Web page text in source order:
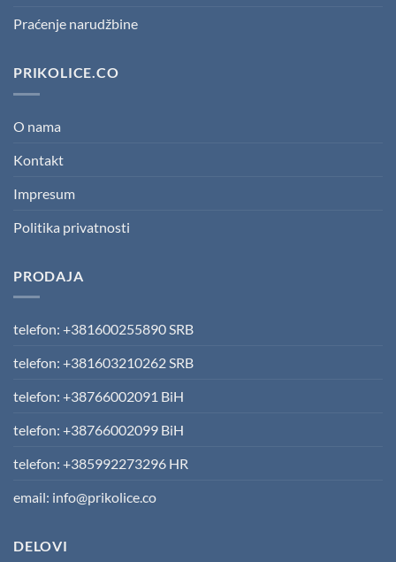
Praćenje narudžbine
PRIKOLICE.CO
O nama
Kontakt
Impresum
Politika privatnosti
PRODAJA
telefon: +381600255890 SRB
telefon: +381603210262 SRB
telefon: +38766002091 BiH
telefon: +38766002099 BiH
telefon: +385992273296 HR
email: info@prikolice.co
DELOVI